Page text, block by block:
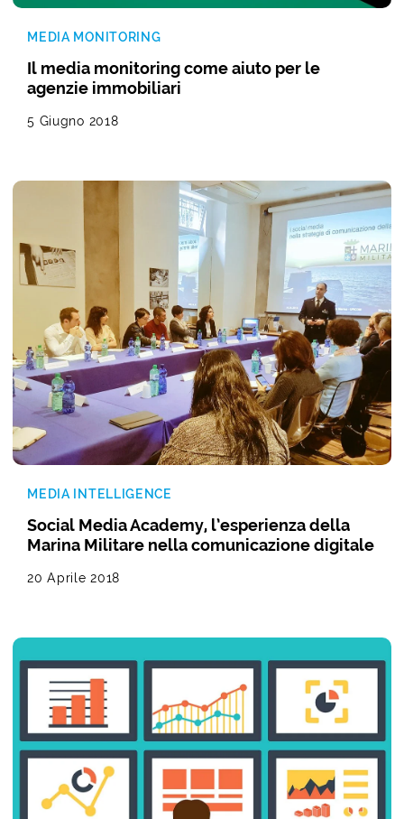
MEDIA MONITORING
Il media monitoring come aiuto per le
agenzie immobiliari
5 Giugno 2018
MEDIA INTELLIGENCE
Social Media Academy, l’esperienza della
Marina Militare nella comunicazione digitale
20 Aprile 2018